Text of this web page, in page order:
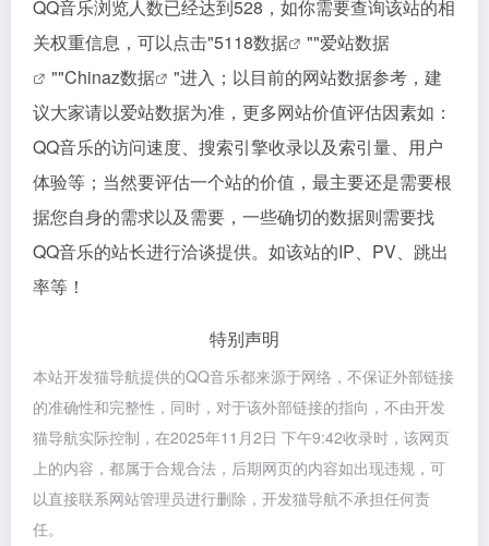
QQ音乐浏览人数已经达到528，如你需要查询该站的相
关权重信息，可以点击"5118数据 ""爱站数据
""Chinaz数据
"进入；以目前的网站数据参考，建
议大家请以爱站数据为准，更多网站价值评估因素如：
QQ音乐的访问速度、搜索引擎收录以及索引量、用户
体验等；当然要评估一个站的价值，最主要还是需要根
据您自身的需求以及需要，一些确切的数据则需要找
QQ音乐的站长进行洽谈提供。如该站的IP、PV、跳出
率等！
特别声明
本站开发猫导航提供的QQ音乐都来源于网络，不保证外部链接
的准确性和完整性，同时，对于该外部链接的指向，不由开发
猫导航实际控制，在2025年11月2日 下午9:42收录时，该网页
上的内容，都属于合规合法，后期网页的内容如出现违规，可
以直接联系网站管理员进行删除，开发猫导航不承担任何责
任。